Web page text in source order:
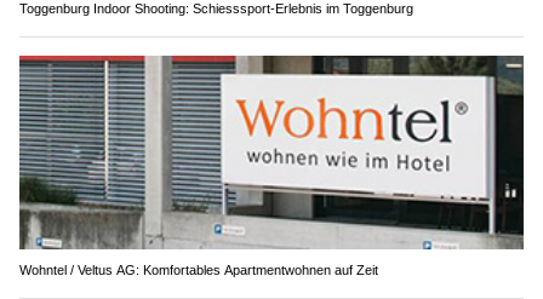
Toggenburg Indoor Shooting: Schiesssport-Erlebnis im Toggenburg
Wohntel / Veltus AG: Komfortables Apartmentwohnen auf Zeit